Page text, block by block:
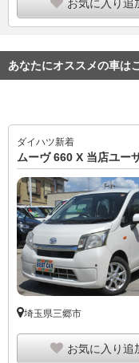
お気に入り追
あなたにオススメの車は
ダイハツ新着
ムーヴ 660 X 当店ユー
埼玉県三郷市
お気に入り追